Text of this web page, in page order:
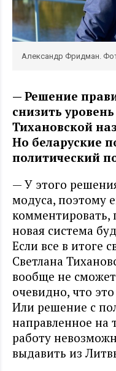
Александр Фридман.
— Решение
снизить
Тихановской
Но беларуские
политический
— У этого
модуса, поэтому
комментировать,
новая система
Если все в итоге
Светлана
вообще не сможет
очевидно, что
Или решение с
направленное на
работу
выдавить из